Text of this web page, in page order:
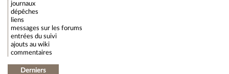
journaux
dépêches
liens
messages sur les forums
entrées du suivi
ajouts au wiki
commentaires
Derniers